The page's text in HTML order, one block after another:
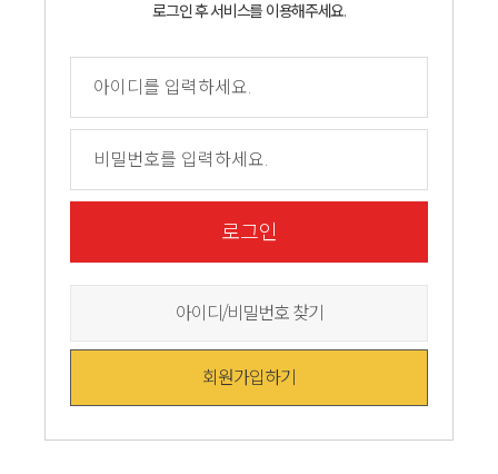
로그인 후 서비스를 이용해주세요.
로그인
아이디/비밀번호 찾기
회원가입하기